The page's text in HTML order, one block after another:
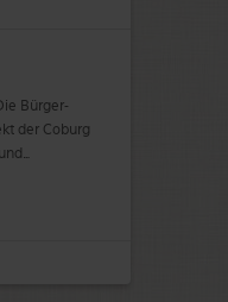
Bürger-
der Coburg
…